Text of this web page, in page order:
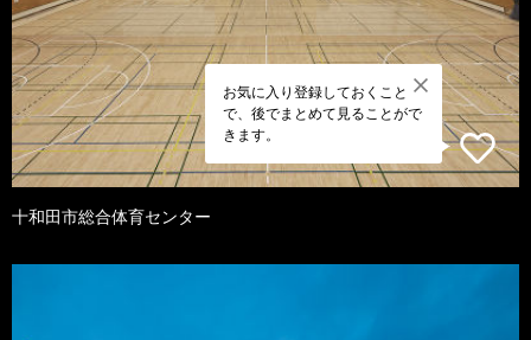
お気に入り登録しておくこと
で、後でまとめて見ることがで
きます。
十和田市総合体育センター